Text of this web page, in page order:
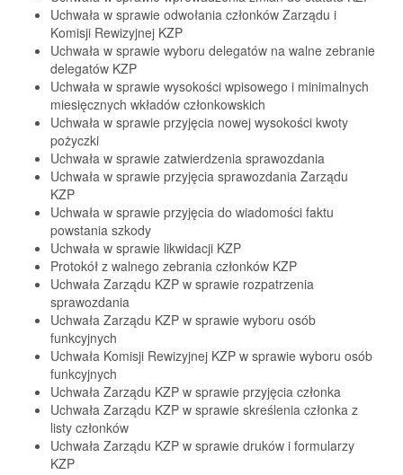
Uchwała w sprawie odwołania członków Zarządu i
Komisji Rewizyjnej KZP
Uchwała w sprawie wyboru delegatów na walne zebranie
delegatów KZP
Uchwała w sprawie wysokości wpisowego i minimalnych
miesięcznych wkładów członkowskich
Uchwała w sprawie przyjęcia nowej wysokości kwoty
pożyczki
Uchwała w sprawie zatwierdzenia sprawozdania
Uchwała w sprawie przyjęcia sprawozdania Zarządu
KZP
Uchwała w sprawie przyjęcia do wiadomości faktu
powstania szkody
Uchwała w sprawie likwidacji KZP
Protokół z walnego zebrania członków KZP
Uchwała Zarządu KZP w sprawie rozpatrzenia
sprawozdania
Uchwała Zarządu KZP w sprawie wyboru osób
funkcyjnych
Uchwała Komisji Rewizyjnej KZP w sprawie wyboru osób
funkcyjnych
Uchwała Zarządu KZP w sprawie przyjęcia członka
Uchwała Zarządu KZP w sprawie skreślenia członka z
listy członków
Uchwała Zarządu KZP w sprawie druków i formularzy
KZP